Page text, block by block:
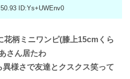
ID:Ys+UWEnv0
花柄ミニワンピ(膝上15cmくら
さん居たわ
様さで友達とクスクス笑って